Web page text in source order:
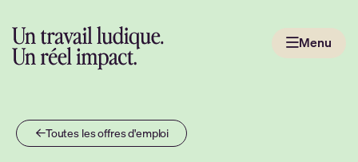
au
contenu
page
d'accueil
Menu
Toutes les offres d'emploi